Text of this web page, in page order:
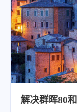
解决群晖80